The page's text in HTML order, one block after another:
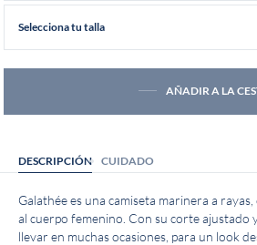
Selecciona tu talla
AÑADIR A LA
DESCRIPCIÓN CUIDADO
Galathée es una camiseta marinera a
al cuerpo femenino. Con su corte ajustado
llevar en muchas ocasiones, para un look